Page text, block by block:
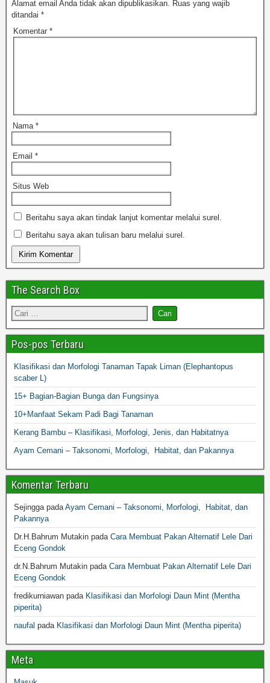
Alamat email Anda tidak akan dipublikasikan. Ruas yang wajib
ditandai *
Komentar *
Nama *
Email *
Situs Web
Beritahu saya akan tindak lanjut komentar melalui surel.
Beritahu saya akan tulisan baru melalui surel.
The Search Box
Pos-pos Terbaru
Klasifikasi dan Morfologi Tanaman Tapak Liman (Elephantopus
scaber L)
15+ Bagian-Bagian Bunga dan Fungsinya
10+Manfaat Sekam Padi Bagi Tanaman
Kerang Bambu – Klasifikasi, Morfologi, Jenis, dan Habitatnya
Ayam Cemani – Taksonomi, Morfologi, Habitat, dan Pakannya
Komentar Terbaru
SejinggapadaAyam Cemani – Taksonomi, Morfologi, Habitat, dan
Pakannya
Dr.H.Bahrum Mutakin pada Cara Membuat Pakan Alternatif Lele Dari
Eceng Gondok
dr.N.Bahrum Mutakin pada Cara Membuat Pakan Alternatif Lele Dari
Eceng Gondok
fredikurniawan pada Klasifikasi dan Morfologi Daun Mint (Mentha
piperita)
naufal pada Klasifikasi dan Morfologi Daun Mint (Mentha piperita)
Meta